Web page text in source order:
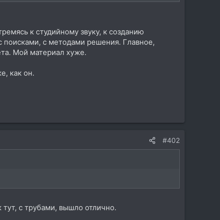
к студийному звуку, к созданию
поисками, с методами решения. Главное,
Мой материал хуже.
как он.
#402
с трубами, вышло отлично.